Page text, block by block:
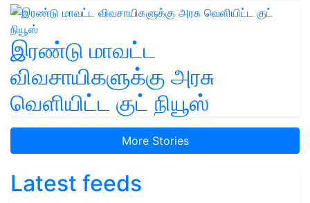
இரண்டு மாவட்ட
விவசாயிகளுக்கு அரசு
வெளியிட்ட குட் நியூஸ்
More Stories
Latest feeds